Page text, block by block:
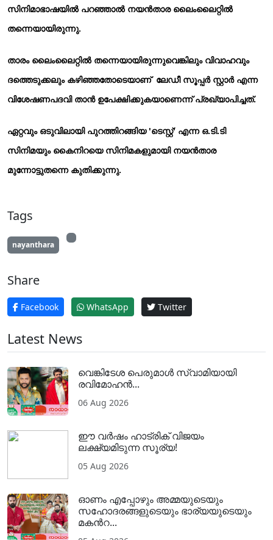
സിനിമാഭാഷയില്‍ പറഞ്ഞാല്‍ നയന്‍താര ലൈംലൈറ്റില്‍
തന്നെയായിരുന്നു.
താരം ലൈംലൈറ്റില്‍ തന്നെയായിരുന്നുവെങ്കിലും വിവാഹവും
ദത്തെടുക്കലും കഴിഞ്ഞതോടെയാണ് ലേഡീ സൂപ്പര്‍ സ്റ്റാര്‍ എന്ന
വിശേഷണപദവി താന്‍ ഉപേക്ഷിക്കുകയാണെന്ന് പ്രഖ്യാപിച്ചത്.
ഏറ്റവും ഒടുവിലായി പുറത്തിറങ്ങിയ 'ടെസ്റ്റ്' എന്ന ഒ.ടി.ടി
സിനിമയും കൈനിറയെ സിനിമകളുമായി നയന്‍താര
മുന്നോട്ടുതന്നെ കുതിക്കുന്നു.
Tags
nayanthara
Share
Facebook WhatsApp Twitter
Latest News
വെങ്കിടേശ പെരുമാൾ സ്വാമിയായി
രവിമോഹൻ...
06 Aug 2026
ഈ വർഷം ഹാട്രിക് വിജയം
ലക്ഷ്യമിടുന്ന സൂര്യ!
05 Aug 2026
ഓണം എപ്പോഴും അമ്മയുടെയും
സഹോദരങ്ങളുടെയും ഭാര്യയുടെയും
മകന്‍റ...